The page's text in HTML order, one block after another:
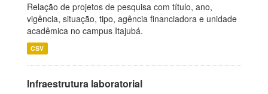
Relação de projetos de pesquisa com título, ano,
vigência, situação, tipo, agência financiadora e unidade
acadêmica no campus Itajubá.
CSV
Infraestrutura laboratorial